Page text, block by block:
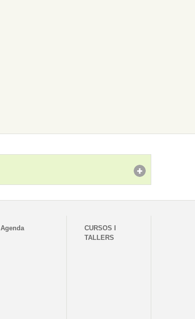
Agenda
CURSOS I
TALLERS